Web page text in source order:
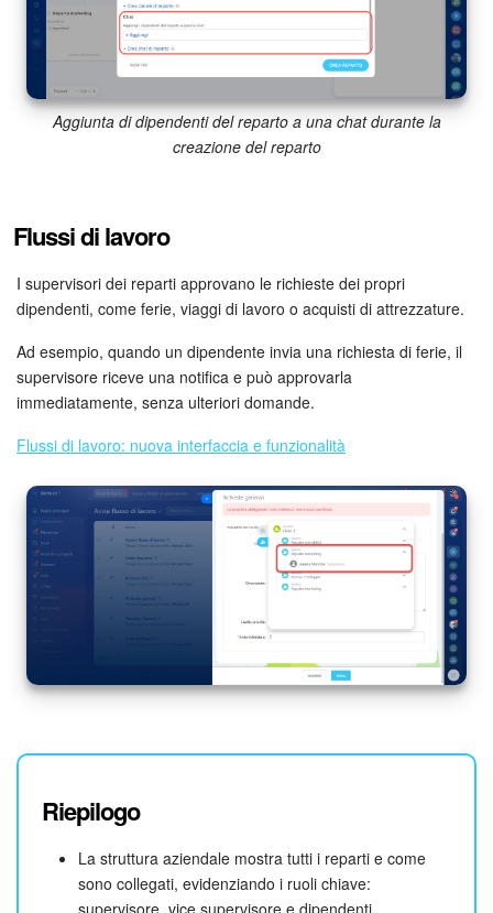
Aggiunta di dipendenti del reparto a una chat durante la
creazione del reparto
Flussi di lavoro
I supervisori dei reparti approvano le richieste dei propri
dipendenti, come ferie, viaggi di lavoro o acquisti di attrezzature.
Ad esempio, quando un dipendente invia una richiesta di ferie, il
supervisore riceve una notifica e può approvarla
immediatamente, senza ulteriori domande.
Flussi di lavoro: nuova interfaccia e funzionalità
Riepilogo
La struttura aziendale mostra tutti i reparti e come
sono collegati, evidenziando i ruoli chiave: